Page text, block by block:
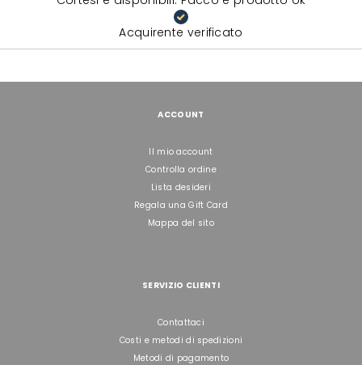
Acquirente verificato
ACCOUNT
Il mio account
Controlla ordine
Lista desideri
Regala una Gift Card
Mappa del sito
SERVIZIO CLIENTI
Contattaci
Costi e metodi di spedizioni
Metodi di pagamento